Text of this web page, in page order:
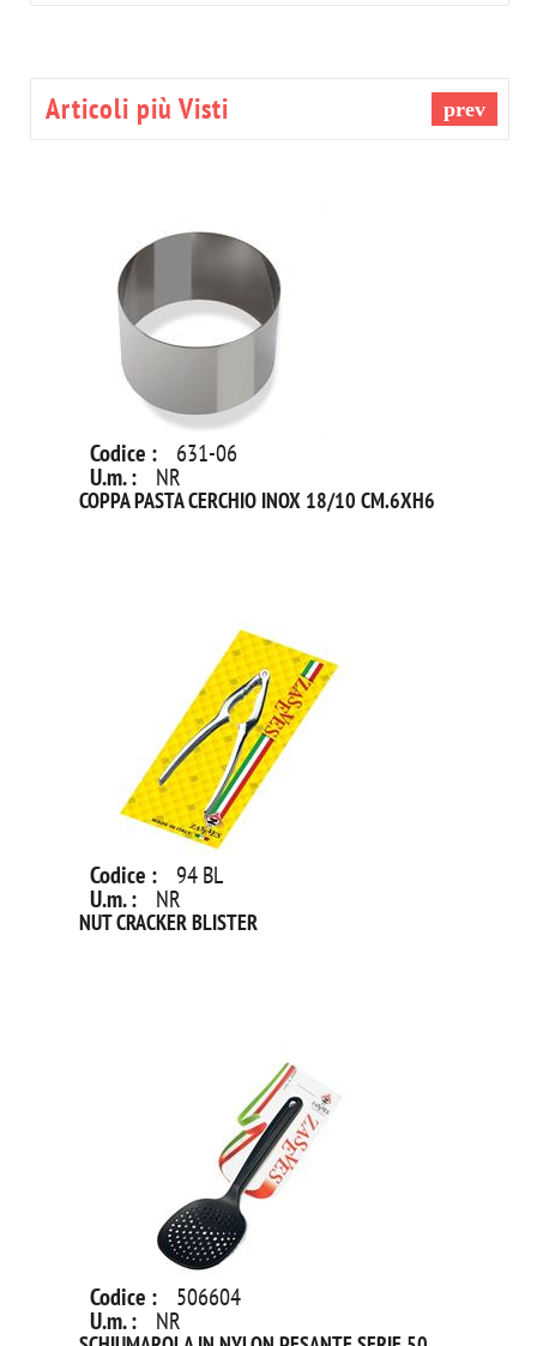
Articoli più Visti prev
Codice : 631-06
U.m. : NR
COPPA PASTA CERCHIO INOX 18/10 CM.6XH6
Codice : 94 BL
U.m. : NR
NUT CRACKER BLISTER
Codice : 506604
U.m. : NR